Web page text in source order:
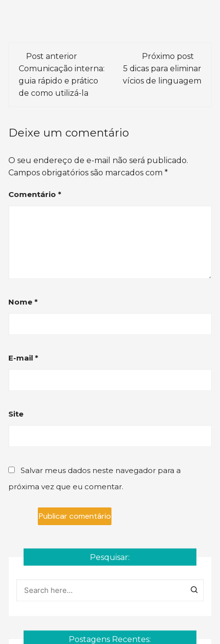
Navegação
de
post
Post anterior
Comunicação interna:
guia rápido e prático
de como utilizá-la
Próximo post
5 dicas para eliminar
vícios de linguagem
Deixe um comentário
O seu endereço de e-mail não será publicado.
Campos obrigatórios são marcados com*
Comentário*
Nome*
E-mail*
Site
Salvar meus dados neste navegador para a
próxima vez que eu comentar.
Pesquisar:
Postagens Recentes: